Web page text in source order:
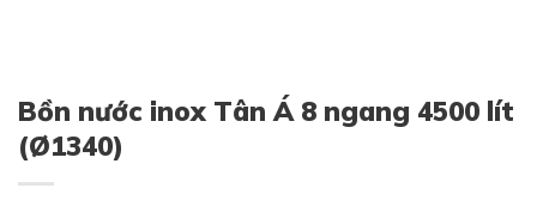
Bồn nước inox Tân Á 8 ngang 4500 lít
(Ø1340)